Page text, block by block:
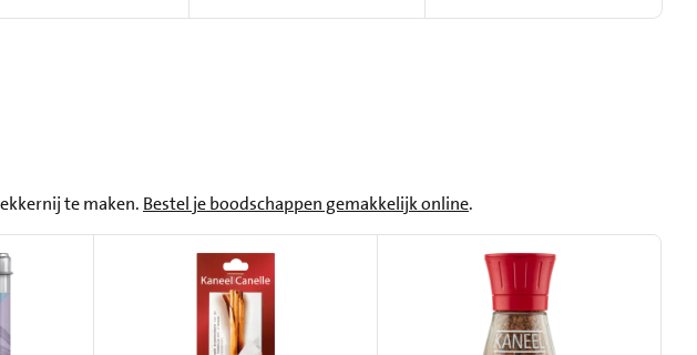
te maken. Bestel je boodschappen gemakkelijk online.